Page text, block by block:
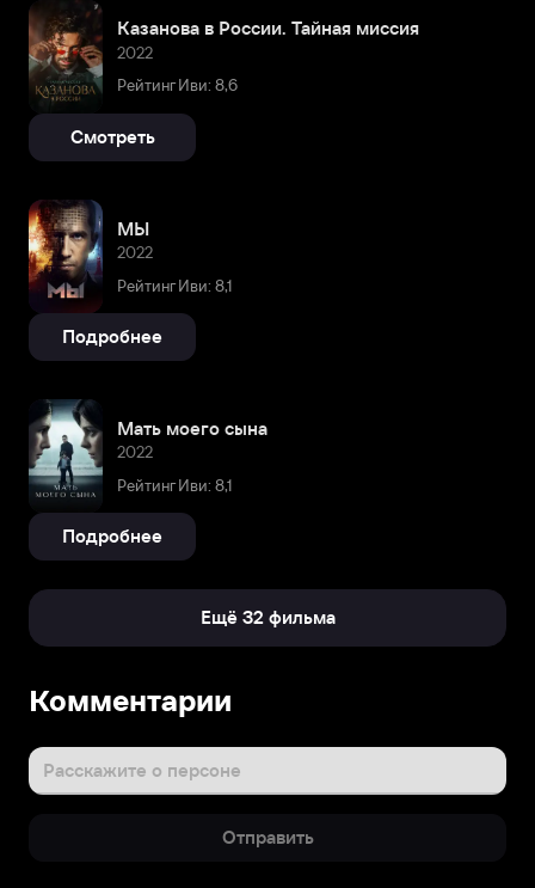
Казанова в России. Тайная миссия
2022
Рейтинг Иви: 8,6
Смотреть
МЫ
2022
Рейтинг Иви: 8,1
Подробнее
Мать моего сына
2022
Рейтинг Иви: 8,1
Подробнее
Ещё 32 фильма
Комментарии
Расскажите о персоне
Отправить